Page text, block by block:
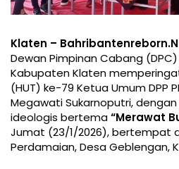
Klaten –
Dewan Pimpinan Cabang (DPC)
Kabupaten Klaten
(HUT) ke-79 Ketua Umum DPP
Megawati Sukarnoputri,
ideologis bertema“Merawat
Jumat (23/1/2026), bertempat
Perdamaian, Desa Geblengan,